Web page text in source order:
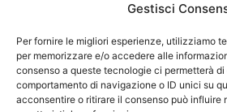
Gestisci
Per fornire le migliori esperienze, utilizziamo
per memorizzare e/o accedere alle
consenso a queste tecnologie ci permetterà
comportamento di navigazione o ID unici su
acconsentire o ritirare il consenso può influire
web